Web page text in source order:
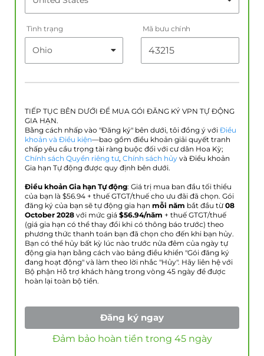
Tình trạng Mã bưu chính
TIẾP TỤC BÊN DƯỚI ĐỂ MUA GÓI ĐĂNG KÝ VPN TỰ ĐỘNG
GIA HẠN.
Bằng cách nhấp vào "Đăng ký" bên dưới, tôi đồng ý với Điều
khoản và Điều kiện—bao gồm điều khoản giải quyết tranh
chấp yêu cầu trọng tài ràng buộc đối với cư dân Hoa Kỳ;
Chính sách Quyền riêng tư, Chính sách hủy và Điều khoản
Gia hạn Tự động được quy định bên dưới.
Điều khoản Gia hạn Tự động: Giá trị mua ban đầu tối thiểu
của bạn là $56.94 + thuế GTGT/thuế cho ưu đãi đã chọn. Gói
đăng ký của bạn sẽ tự động gia hạn mỗi năm bắt đầu từ 08
October 2028 với mức giá $56.94/năm + thuế GTGT/thuế
(giá gia hạn có thể thay đổi khi có thông báo trước) theo
phương thức thanh toán bạn đã chọn cho đến khi bạn hủy.
Bạn có thể hủy bất kỳ lúc nào trước nửa đêm của ngày tự
động gia hạn bằng cách vào bảng điều khiển "Gói đăng ký
đang hoạt động" và làm theo lời nhắc "Hủy". Hãy liên hệ với
Bộ phận Hỗ trợ khách hàng trong vòng 45 ngày để được
hoàn lại toàn bộ tiền.
Đăng ký ngay
Đảm bảo hoàn tiền trong 45 ngày